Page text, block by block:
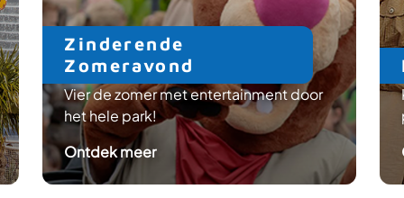
Zinderende
Zomeravond
Vier de zomer met entertainment door
het hele park!
Ontdek meer: Zinderende Zomeravond